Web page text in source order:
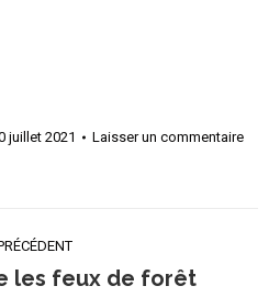
juillet 2021 Laisser un commentaire
Article
les feux de forêt